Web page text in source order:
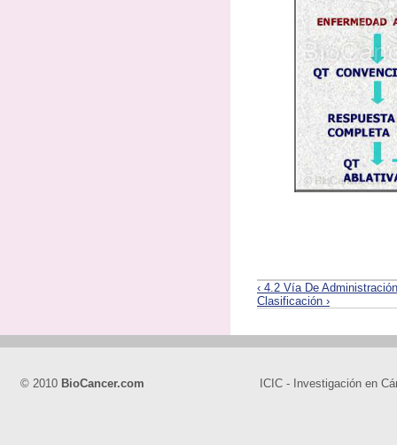
‹ 4.2 Vía De Administración
Clasificación ›
© 2010 BioCancer.com ICIC - Investigación en